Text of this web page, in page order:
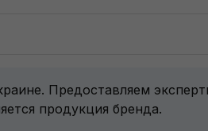
Предоставляем
продукция бренда.